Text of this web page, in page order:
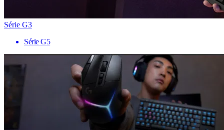
Série G3
Série G5